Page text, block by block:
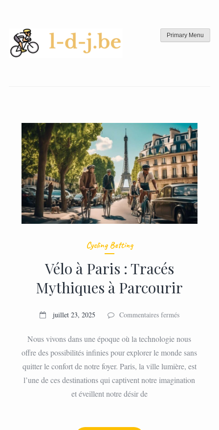
content
Primary Menu
Cycling Betting
Vélo à Paris : Tracés
Mythiques à Parcourir
juillet 23, 2025 Commentaires ferméssur
Paris
:
Tracés
Mythiques
à
Nous vivons dans une époque où la technologie nous
offre des possibilités infinies pour explorer le monde sans
quitter le confort de notre foyer. Paris, la ville lumière, est
l’une de ces destinations qui captivent notre imagination
et éveillent notre désir de